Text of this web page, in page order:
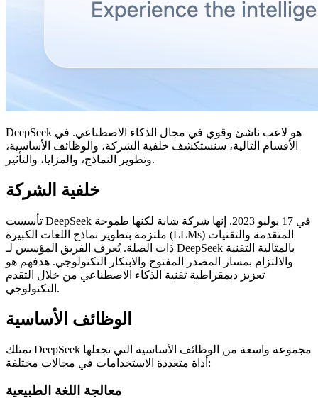
DeepSeek هو لاعب ناشئ وقوي في مجال الذكاء الاصطناعي. في
الأقسام التالية، سنستكشف خلفية الشركة، والوظائف الأساسية،
وتطوير النماذج، والمزايا، والتأثير.
خلفية الشركة
تأسست DeepSeek في 17 يوليو 2023. إنها شركة شابة لكنها طموحة
ملتزمة بتطوير نماذج اللغات الكبيرة (LLMs) المتقدمة والتقنيات
ذات الصلة. يُعرف الفريق المؤسس لـ DeepSeek بالمثالية التقنية
والالتزام بمسار المصدر المفتوح والابتكار التكنولوجي. هدفهم هو
تعزيز ديمقراطية تقنية الذكاء الاصطناعي من خلال التقدم
التكنولوجي.
الوظائف الأساسية
تمتلك DeepSeek مجموعة واسعة من الوظائف الأساسية التي تجعلها
أداة متعددة الاستخدامات في مجالات مختلفة:
معالجة اللغة الطبيعية